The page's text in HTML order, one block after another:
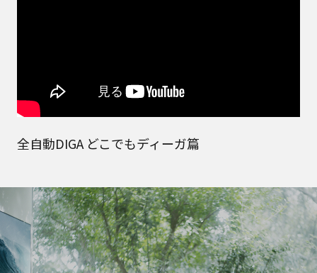
全自動DIGA どこでもディーガ篇